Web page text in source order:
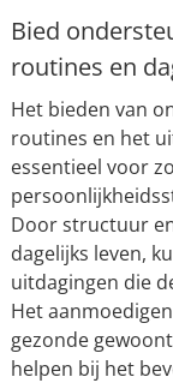
Bied
routines en
Het bieden van
routines en het
essentieel voor
Door structuur
dagelijks leven,
uitdagingen die
Het
gezonde
helpen bij het